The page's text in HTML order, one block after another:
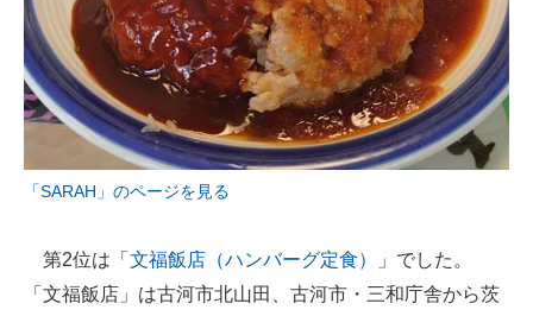
「SARAH」のページを見る
第2位は「 文福飯店（ハンバーグ定食）
」でした。
「文福飯店」は古河市北山田、古河市・三和庁舎から茨